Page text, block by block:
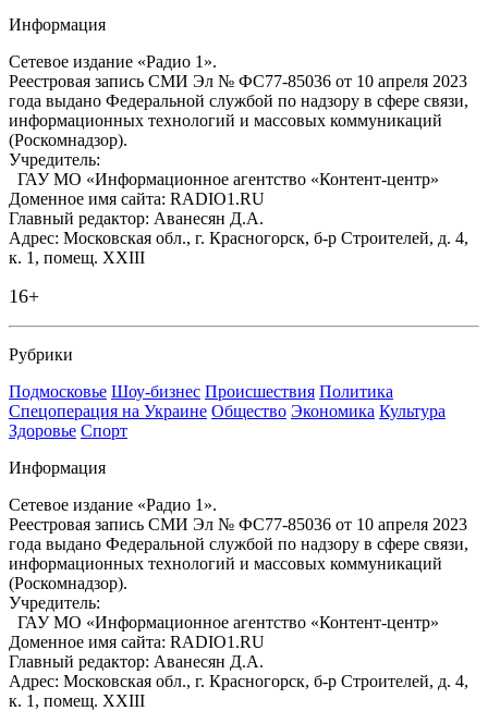
Информация
Сетевое издание «Радио 1».
Реестровая запись СМИ Эл № ФС77-85036 от 10 апреля 2023
года выдано Федеральной службой по надзору в сфере связи,
информационных технологий и массовых коммуникаций
(Роскомнадзор).
Учредитель:
ГАУ МО «Информационное агентство «Контент-центр»
Доменное имя сайта: RADIO1.RU
Главный редактор: Аванесян Д.А.
Адрес: Московская обл., г. Красногорск, б-р Строителей, д. 4,
к. 1, помещ. XXIII
16+
Рубрики
Подмосковье Шоу-бизнес Происшествия Политика
Спецоперация на Украине Общество Экономика Культура
Здоровье Спорт
Информация
Сетевое издание «Радио 1».
Реестровая запись СМИ Эл № ФС77-85036 от 10 апреля 2023
года выдано Федеральной службой по надзору в сфере связи,
информационных технологий и массовых коммуникаций
(Роскомнадзор).
Учредитель:
ГАУ МО «Информационное агентство «Контент-центр»
Доменное имя сайта: RADIO1.RU
Главный редактор: Аванесян Д.А.
Адрес: Московская обл., г. Красногорск, б-р Строителей, д. 4,
к. 1, помещ. XXIII